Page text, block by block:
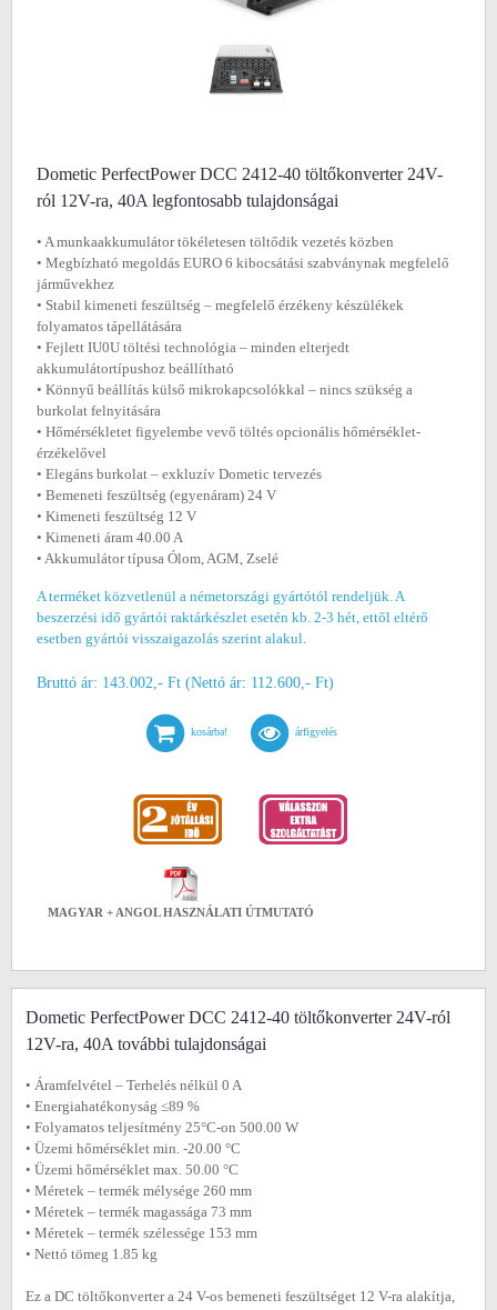
Dometic PerfectPower DCC 2412-40 töltőkonverter 24V-
ról 12V-ra, 40A legfontosabb tulajdonságai
• A munkaakkumulátor tökéletesen töltődik vezetés közben
• Megbízható megoldás EURO 6 kibocsátási szabványnak megfelelő
járművekhez
• Stabil kimeneti feszültség – megfelelő érzékeny készülékek
folyamatos tápellátására
• Fejlett IU0U töltési technológia – minden elterjedt
akkumulátortípushoz beállítható
• Könnyű beállítás külső mikrokapcsolókkal – nincs szükség a
burkolat felnyitására
• Hőmérsékletet figyelembe vevő töltés opcionális hőmérséklet-
érzékelővel
• Elegáns burkolat – exkluzív Dometic tervezés
• Bemeneti feszültség (egyenáram) 24 V
• Kimeneti feszültség 12 V
• Kimeneti áram 40.00 A
• Akkumulátor típusa Ólom, AGM, Zselé
A terméket közvetlenül a németországi gyártótól rendeljük. A
beszerzési idő gyártói raktárkészlet esetén kb. 2-3 hét, ettől eltérő
esetben gyártói visszaigazolás szerint alakul.
Bruttó ár: 143.002,- Ft (Nettó ár: 112.600,- Ft)
kosárba! árfigyelés
MAGYAR + ANGOL HASZNÁLATI ÚTMUTATÓ
Dometic PerfectPower DCC 2412-40 töltőkonverter 24V-ról
12V-ra, 40A további tulajdonságai
• Áramfelvétel ‒ Terhelés nélkül 0 A
• Energiahatékonyság ≤89 %
• Folyamatos teljesítmény 25°C-on 500.00 W
• Üzemi hőmérséklet min. -20.00 °C
• Üzemi hőmérséklet max. 50.00 °C
• Méretek ‒ termék mélysége 260 mm
• Méretek ‒ termék magassága 73 mm
• Méretek ‒ termék szélessége 153 mm
• Nettó tömeg 1.85 kg
Ez a DC töltőkonverter a 24 V-os bemeneti feszültséget 12 V-ra alakítja,